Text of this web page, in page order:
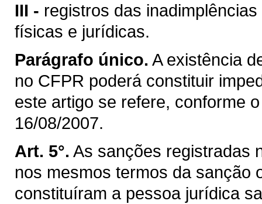
III - registros das
físicas e jurídicas.
Parágrafo único. A existência
no CFPR poderá constituir
este artigo se refere, conforme
16/08/2007.
Art. 5°. As sanções registradas
nos mesmos termos da sanção
constituíram a pessoa jurídica